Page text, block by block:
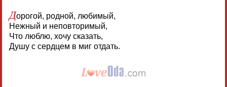
Дорогой, родной, любимый,
Нежный и неповторимый,
Что люблю, хочу сказать,
Душу с сердцем в миг отдать.